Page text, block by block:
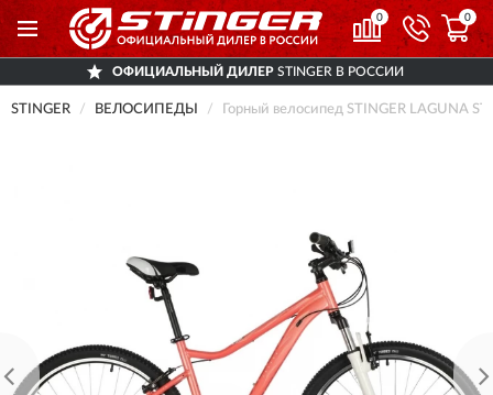
0 0
ОФИЦИАЛЬНЫЙ ДИЛЕР STINGER В РОССИИ
STINGER ВЕЛОСИПЕДЫ Горный велосипед STINGER LAGUNA